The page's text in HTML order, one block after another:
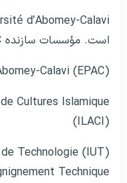
است. مؤسسات سازنده UAC شامل موارد زیر است:
Calavi (EPAC)
Cultures Islamique
(ILACI)
Technique